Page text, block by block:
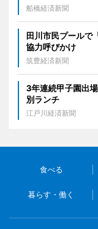
船橋経済新聞
田川市民プール
協力呼びかけ
筑豊経済新聞
3年連続甲子園出
別ランチ
江戸川経済新聞
食べる
暮らす・働く